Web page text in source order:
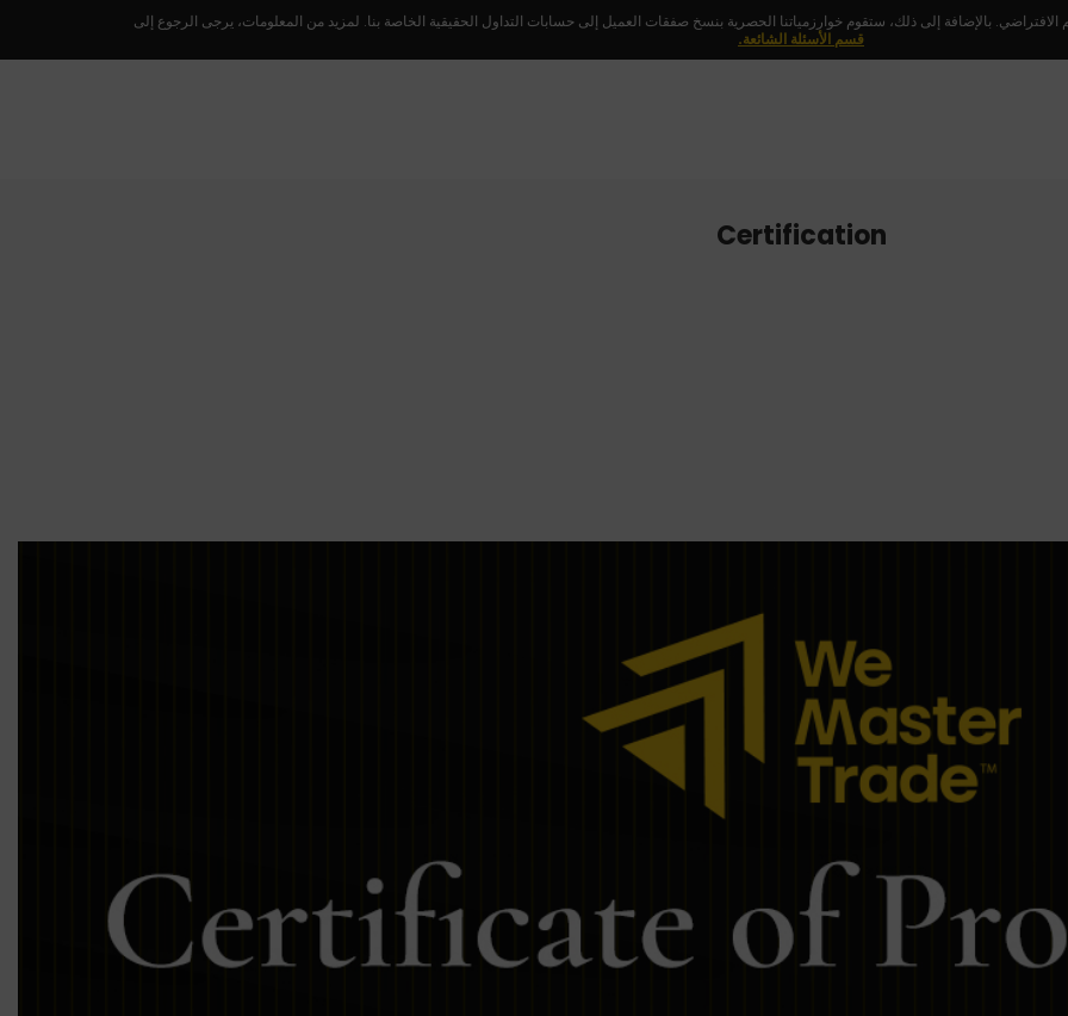
بالإضافة إلى ذلك، ستقوم خوارزمياتنا الحصرية بنسخ صفقات العميل إلى حسابات التداول الحقيقية الخاصة بنا. لمزيد من المعلومات، يرجى الرجوع إلى
قسم الأسئلة الشائعة.
Certification